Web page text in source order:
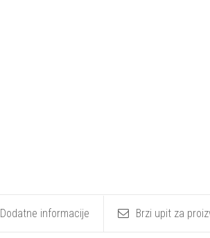
Dodatne informacije Brzi upit za